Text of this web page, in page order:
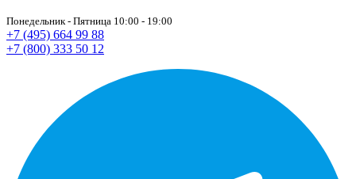
Понедельник - Пятница 10:00 - 19:00
+7 (495) 664 99 88
+7 (800) 333 50 12